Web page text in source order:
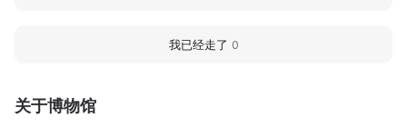
关于博物馆
我已经走了 0